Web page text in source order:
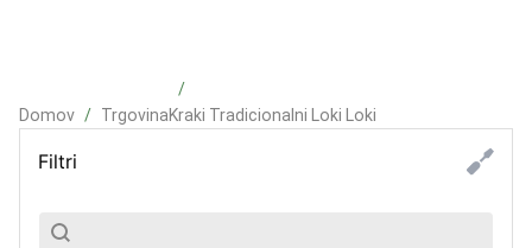
Domov TrgovinaKraki Tradicionalni Loki Loki
Filtri
SubSearch
Search content